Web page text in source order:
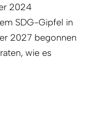
2024
SDG-Gipfel in
2027 begonnen
wie es